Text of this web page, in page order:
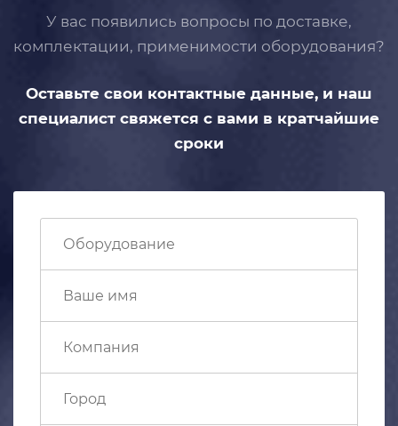
У вас появились вопросы по доставке,
комплектации, применимости оборудования?
Оставьте свои контактные данные, и наш
специалист свяжется с вами в кратчайшие
сроки